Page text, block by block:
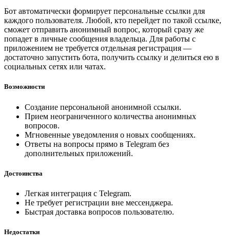
Бот автоматически формирует персональные ссылки для
каждого пользователя. Любой, кто перейдет по такой ссылке,
сможет отправить анонимный вопрос, который сразу же
попадет в личные сообщения владельца. Для работы с
приложением не требуется отдельная регистрация —
достаточно запустить бота, получить ссылку и делиться ею в
социальных сетях или чатах.
Возможности
Создание персональной анонимной ссылки.
Прием неограниченного количества анонимных
вопросов.
Мгновенные уведомления о новых сообщениях.
Ответы на вопросы прямо в Telegram без
дополнительных приложений.
Достоинства
Легкая интеграция с Telegram.
Не требует регистрации вне мессенджера.
Быстрая доставка вопросов пользователю.
Недостатки